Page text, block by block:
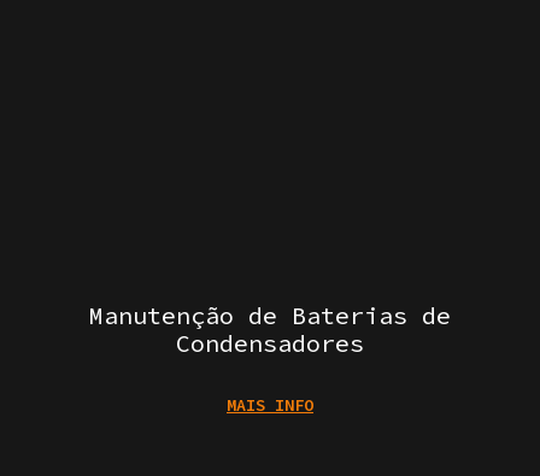
Manutenção de Baterias de
Condensadores
MAIS INFO